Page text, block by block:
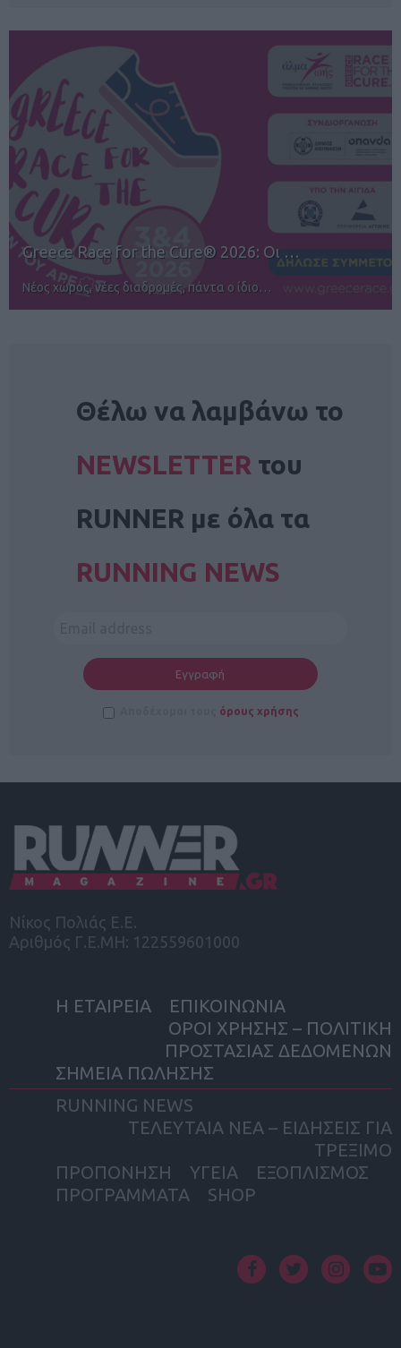
12ος TUI Rhodes Marathon: Άνοιγμα ε…
Αγώνες για όλους στην Ρόδο
Θέλω να λαμβάνω το
NEWSLETTER του
RUNNER με όλα τα
RUNNING NEWS
όρους χρήσης
Νίκος Πολιάς Ε.Ε.
Αριθμός Γ.Ε.ΜΗ: 122559601000
Η ΕΤΑΙΡΕΙΑ
ΕΠΙΚΟΙΝΩΝΙΑ
ΟΡΟΙ ΧΡΗΣΗΣ – ΠΟΛΙΤΙΚΗ
ΠΡΟΣΤΑΣΙΑΣ ΔΕΔΟΜΕΝΩΝ
ΣΗΜΕΙΑ ΠΩΛΗΣΗΣ
RUNNING NEWS
ΤΕΛΕΥΤΑΙΑ ΝΕΑ – ΕΙΔΗΣΕΙΣ ΓΙΑ
ΤΡΕΞΙΜΟ
ΠΡΟΠΟΝΗΣΗ
ΥΓΕΙΑ
ΕΞΟΠΛΙΣΜΟΣ
ΠΡΟΓΡΑΜΜΑΤΑ
SHOP